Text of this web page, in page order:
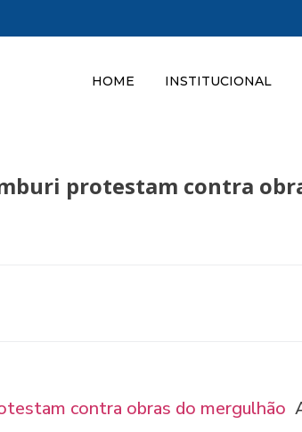
HOME INSTITUCIONAL
protestam contra
contra obras do mergulhão